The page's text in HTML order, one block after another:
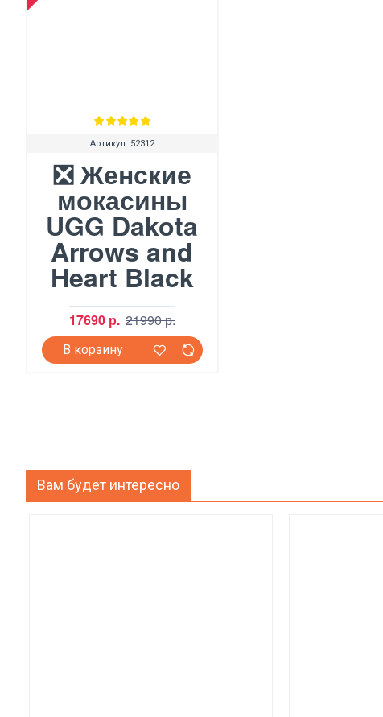
Артикул: 52312
❎ Женские
мокасины
UGG Dakota
Arrows and
Heart Black
17690 р. 21990 р.
В корзину
Вам будет интересно